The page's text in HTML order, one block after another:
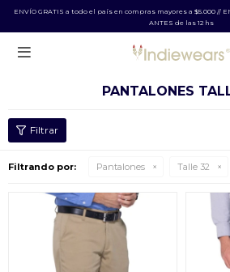
ENVÍO GRATIS a todo el país en compras mayores a $5.000 //
ANTES de las 12 hs

PANTALONES
Filtrando por: Pantalones Talle 32